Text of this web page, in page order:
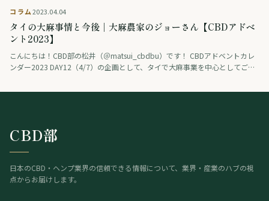
コラム2023.04.04
タイの大麻事情と今後｜大麻農家のジョーさん【CBDアドベ
ント2023】
こんにちは！CBD部の松井（＠matsui_cbdbu）です！ CBDアドベントカレ
ンダー2023 DAY12（4/7）の企画として、タイで大麻事業を中心としてご活
CBD部
日本のCBD・ヘンプ業界の信頼できる情報について、業界・産業のハブの視
点からお届けします。